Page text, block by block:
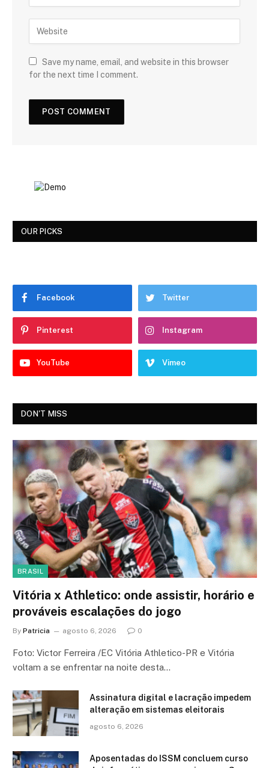
Save my name, email, and website in this browser
for the next time I comment.
OUR PICKS
Facebook Twitter
Pinterest Instagram
YouTube Vimeo
DON'T MISS
BRASIL
Vitória x Athletico: onde assistir, horário e
prováveis escalações do jogo
By Patricia agosto 6, 2026 0
Foto: Victor Ferreira /EC Vitória Athletico-PR e Vitória
voltam a se enfrentar na noite desta…
Assinatura digital e lacração impedem
alteração em sistemas eleitorais
agosto 6, 2026
Aposentadas do ISSM concluem curso